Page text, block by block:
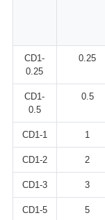
CD1-
0.25
0.25
CD1-
0.5
0.5
CD1-1 1
CD1-2 2
CD1-3 3
CD1-5 5